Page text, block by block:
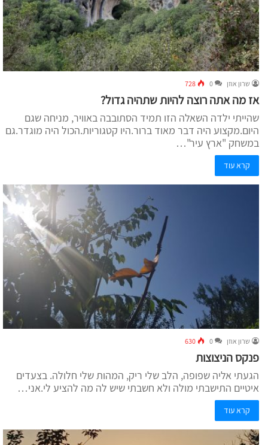
שרון אוזן 0
728
אז מה אתה רוצה להיות שתהיה גדול?
שהייתי ילדה השאלה הזו תמיד הסתובבה באוויר, מניחה שגם
היום.מקצוע היה דבר מאוד ברור.היו קטגוריות.הכול היה מוגדר.גם
במשחק "ארץ עיר"…
קרא עוד
שרון אוזן 0
630
פנקס הניצוצות
הגעתי אליה שפופה, הלב שלי ריק, המהות שלי חלולה. בצעדים
איטיים התישבתי מולה ולא חשבתי שיש לה מה להציע לי.אני…
קרא עוד